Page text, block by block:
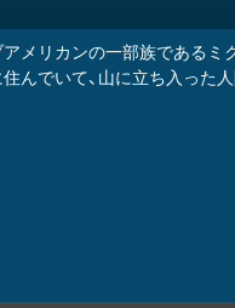
メリカンの一部族であるミ
んでいて、山に立ち入った